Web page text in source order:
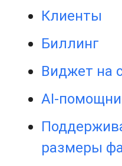
Клиенты
Биллинг
Виджет на
AI-
размеры